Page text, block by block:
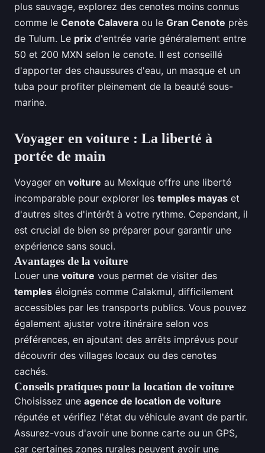
plus sauvage, explorez des cenotes moins connus
comme le Cenote Calavera ou le Gran Cenote près
de Tulum. Le prix d'entrée varie généralement entre
50 et 200 MXN selon le cenote. Il est conseillé
d'apporter des chaussures d'eau, un masque et un
tuba pour profiter pleinement de la beauté sous-
marine.
Voyager en voiture : La liberté à
portée de main
Voyager en voiture au Mexique offre une liberté
incomparable pour explorer les temples mayas et
d'autres sites d'intérêt à votre rythme. Cependant, il
est crucial de bien se préparer pour garantir une
expérience sans souci.
Avantages de la voiture
Louer une voiture vous permet de visiter des
temples éloignés comme Calakmul, difficilement
accessibles par les transports publics. Vous pouvez
également ajuster votre itinéraire selon vos
préférences, en ajoutant des arrêts imprévus pour
découvrir des villages locaux ou des cenotes
cachés.
Conseils pratiques pour la location de voiture
Choisissez une agence de location de voiture
réputée et vérifiez l'état du véhicule avant de partir.
Assurez-vous d'avoir une bonne carte ou un GPS,
car certaines zones rurales peuvent avoir une